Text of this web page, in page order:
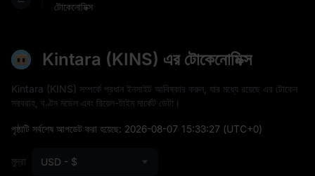
টোকেনোমিক্স
Kintara (KINS) এর টোকেনোমিক্স
Kintara (KINS) সম্পর্কে প্রধান ইনসাইট আবিষ্কার করুন, যার মধ্যে রয়েছে এর টোকেন
সরবরাহ, বণ্টন মডেল এবং রিয়েল-টাইম মার্কেট ডেটা।
পৃষ্ঠাটি সর্বশেষ আপডেট করা হয়েছে: 2026-08-07 15:33:27 (UTC+0)
মুদ্রা USD - $